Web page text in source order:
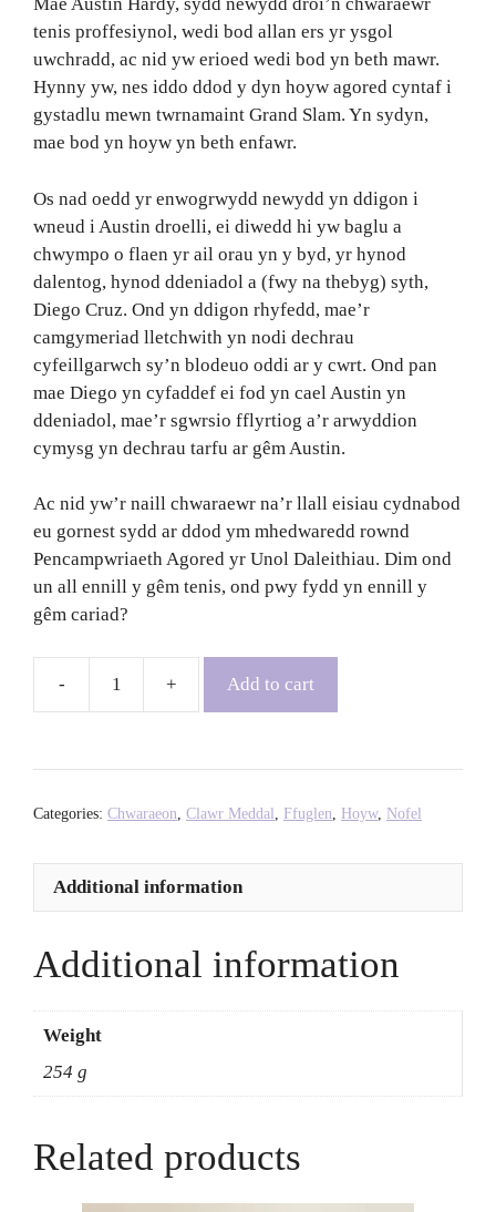
Mae Austin Hardy, sydd newydd droi’n chwaraewr
tenis proffesiynol, wedi bod allan ers yr ysgol
uwchradd, ac nid yw erioed wedi bod yn beth mawr.
Hynny yw, nes iddo ddod y dyn hoyw agored cyntaf i
gystadlu mewn twrnamaint Grand Slam. Yn sydyn,
mae bod yn hoyw yn beth enfawr.
Os nad oedd yr enwogrwydd newydd yn ddigon i
wneud i Austin droelli, ei diwedd hi yw baglu a
chwympo o flaen yr ail orau yn y byd, yr hynod
dalentog, hynod ddeniadol a (fwy na thebyg) syth,
Diego Cruz. Ond yn ddigon rhyfedd, mae’r
camgymeriad lletchwith yn nodi dechrau
cyfeillgarwch sy’n blodeuo oddi ar y cwrt. Ond pan
mae Diego yn cyfaddef ei fod yn cael Austin yn
ddeniadol, mae’r sgwrsio fflyrtiog a’r arwyddion
cymysg yn dechrau tarfu ar gêm Austin.
Ac nid yw’r naill chwaraewr na’r llall eisiau cydnabod
eu gornest sydd ar ddod ym mhedwaredd rownd
Pencampwriaeth Agored yr Unol Daleithiau. Dim ond
un all ennill y gêm tenis, ond pwy fydd yn ennill y
gêm cariad?
Edward
quantity
Add to cart
Categories: Chwaraeon Clawr Meddal Ffuglen Hoyw, Nofel
Additional information
Additional information
Weight
254 g
Related products